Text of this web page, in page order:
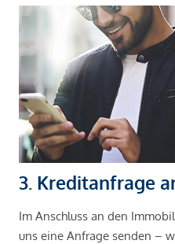
3. Kreditanfrage
Im Anschluss an den
uns eine Anfrage senden –